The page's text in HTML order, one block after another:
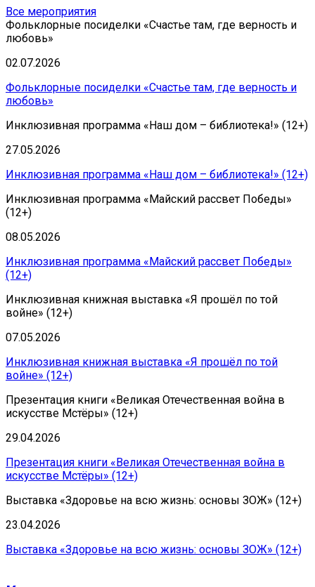
Все мероприятия
Фольклорные посиделки «Счастье там, где верность и
любовь»
02.07.2026
Фольклорные посиделки «Счастье там, где верность и
любовь»
Инклюзивная программа «Наш дом – библиотека!» (12+)
27.05.2026
Инклюзивная программа «Наш дом – библиотека!» (12+)
Инклюзивная программа «Майский рассвет Победы»
(12+)
08.05.2026
Инклюзивная программа «Майский рассвет Победы»
(12+)
Инклюзивная книжная выставка «Я прошёл по той
войне» (12+)
07.05.2026
Инклюзивная книжная выставка «Я прошёл по той
войне» (12+)
Презентация книги «Великая Отечественная война в
искусстве Мстёры» (12+)
29.04.2026
Презентация книги «Великая Отечественная война в
искусстве Мстёры» (12+)
Выставка «Здоровье на всю жизнь: основы ЗОЖ» (12+)
23.04.2026
Выставка «Здоровье на всю жизнь: основы ЗОЖ» (12+)